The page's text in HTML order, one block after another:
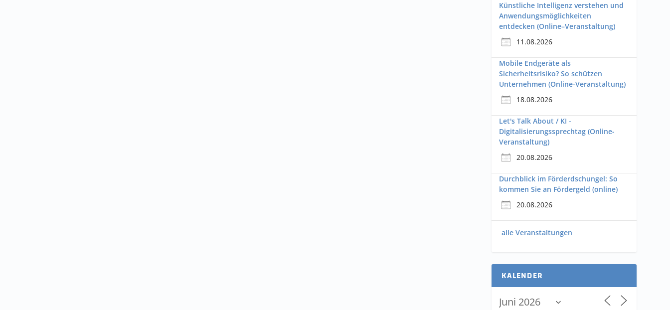
Künstliche Intelligenz verstehen und
Anwendungsmöglichkeiten
entdecken (Online–Veranstaltung)
11.08.2026
Mobile Endgeräte als
Sicherheitsrisiko? So schützen
Unternehmen (Online-Veranstaltung)
18.08.2026
Let's Talk About / KI -
Digitalisierungssprechtag (Online-
Veranstaltung)
20.08.2026
Durchblick im Förderdschungel: So
kommen Sie an Fördergeld (online)
20.08.2026
alle Veranstaltungen
KALENDER